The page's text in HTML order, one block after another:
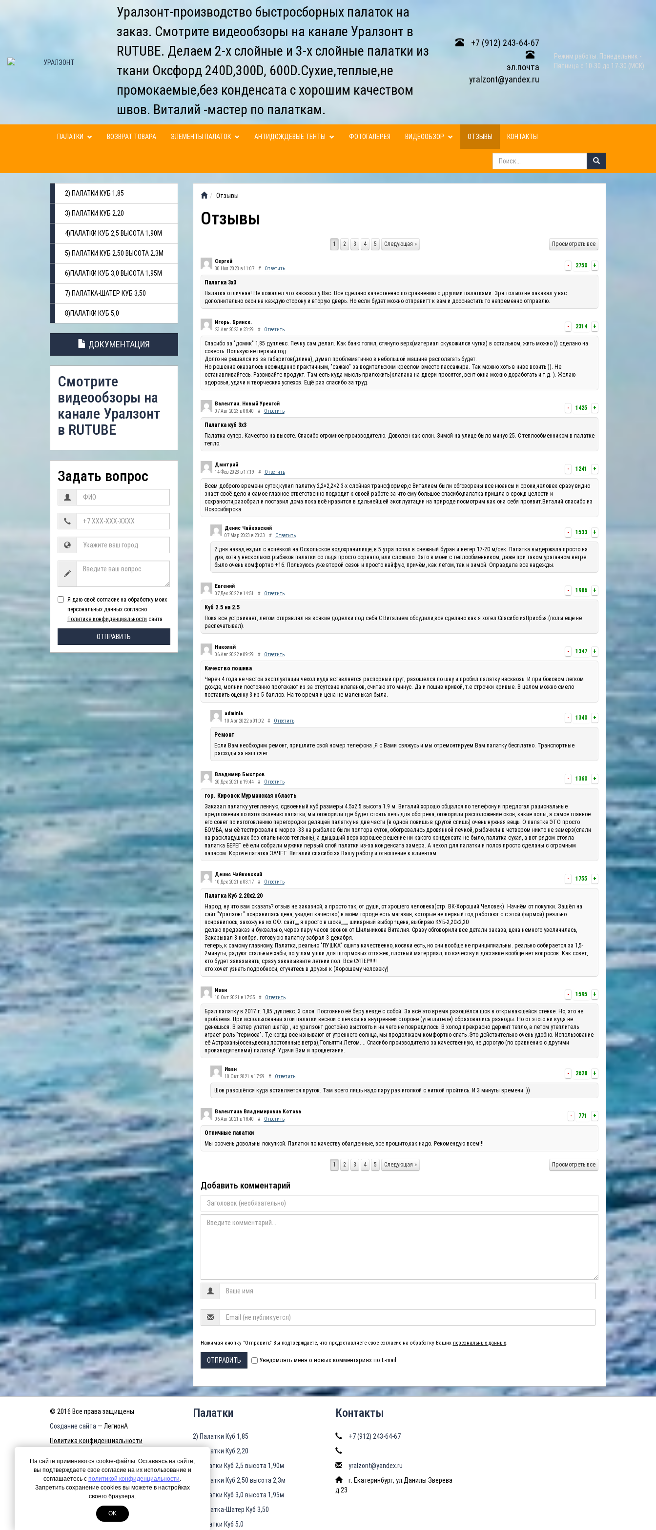
Уралзонт-производство быстросборных палаток на
заказ. Смотрите видеообзоры на канале Уралзонт в
RUTUBE. Делаем 2-х слойные и 3-х слойные палатки из
ткани Оксфорд 240D,300D, 600D.Сухие,теплые,не
промокаемые,без конденсата с хорошим качеством
швов. Виталий -мастер по палаткам.
+7 (912) 243-64-67
эл.почта
yralzont@yandex.ru
Режим работы: Понедельник -
Пятница с 10-30 до 17-30 (МСК)
ПАЛАТКИ ВОЗВРАТ ТОВАРА ЭЛЕМЕНТЫ ПАЛАТОК АНТИДОЖДЕВЫЕ ТЕНТЫ ФОТОГАЛЕРЕЯ ВИДЕООБЗОР ОТЗЫВЫ КОНТАКТЫ
2) ПАЛАТКИ КУБ 1,85
3) ПАЛАТКИ КУБ 2,20
4)ПАЛАТКИ КУБ 2,5 ВЫСОТА 1,90М
5) ПАЛАТКИ КУБ 2,50 ВЫСОТА 2,3М
6)ПАЛАТКИ КУБ 3,0 ВЫСОТА 1,95М
7) ПАЛАТКА-ШАТЕР КУБ 3,50
8)ПАЛАТКИ КУБ 5,0
ДОКУМЕНТАЦИЯ
Смотрите
видеообзоры на
канале Уралзонт
в RUTUBE
Задать вопрос
Я даю своё согласие на обработку моих
персональных данных согласно
Политике конфиденциальности сайта
ОТПРАВИТЬ
Отзывы
Отзывы
Просмотреть все
1 2 3 4 5 Следующая »
- 2750 +
Сергей
30 Ноя 2023 в 11:07 # Ответить
Палатка 3х3
Палатка отличная! Не пожалел что заказал у Вас. Все сделано качественно по сравнению с другими палатками. Зря только не заказал у вас
дополнительно окон на каждую сторону и вторую дверь. Но если будет можно отправитт к вам и дооснастить то непременно отправлю.
- 2314 +
Игорь. Брянск.
23 Авг 2023 в 23:29 # Ответить
Спасибо за "домик" 1,85 дуплекс. Печку сам делал. Как баню топил, стянуло верх(материал скукожился чутка) в остальном, жить можно )) сделано на
совесть. Пользую не первый год.
Долго не решался из за габаритов(длина), думал проблематично в небольшой машине располагать будет.
Но решение оказалось неожиданно практичным, "сажаю" за водительским креслом вместо пассажира. Так можно хоть в ниве возить )). Не
останавливайтесь. Развивайте продукт. Там есть куда мысль приложить(клапана на двери просятся, вент-окна можно доработать и т.д. ). Желаю
здоровья, удачи и творческих успехов. Ещё раз спасибо за труд.
- 1425 +
Валентин. Новый Уренгой
07 Авг 2023 в 08:40 # Ответить
Палатка куб 3х3
Палатка супер. Качество на высоте. Спасибо огромное производителю. Доволен как слон. Зимой на улице было минус 25. С теплообменником в палатке
тепло.
- 1241 +
Дмитрий
14 Фев 2023 в 17:19 # Ответить
Всем доброго времени суток,купил палатку 2,2×2,2×2 3-х слойная трансформер,с Виталием были обговорены все нюансы и сроки,человек сразу видно
знает своё дело и самое главное ответственно подходит к своей работе за что ему большое спасибо,палатка пришла в срок,в целости и
сохраности,разобрал и поставил дома пока всё нравится в дальнейшей эксплуатации на природе посмотрим как она себя проявит.Виталий спасибо из
Новосибирска.
- 1533 +
Денис Чайковский
07 Мар 2023 в 23:33 # Ответить
2 дня назад ездил с ночёвкой на Оскольское водохранилище, в 5 утра попал в снежный буран и ветер 17-20 м/сек. Палатка выдержала просто на
ура, хотя у нескольких рыбаков палатки со льда просто сорвало, или сложило. Зато в моей с теплообменником, даже при таком ураганном ветре
было очень комфортно +16. Пользуюсь уже второй сезон и просто кайфую, причём, как летом, так и зимой. Оправдала все надежды.
- 1986 +
Евгений
07 Дек 2022 в 14:51 # Ответить
Куб 2.5 на 2.5
Пока всё устраивает, летом отправлял на всякие доделки под себя.С Виталием обсудили,всё сделано как я хотел.Спасибо изПриобья.(полы ещё не
распечатывал).
- 1347 +
Николай
06 Авг 2022 в 09:29 # Ответить
Качество пошива
Череч 4 года не частой эксплуатации чехол куда вставляется распорный прут, разошелся по шву и пробил палатку насквозь. И при боковом легком
дожде, молнии постоянно протекают из за отсутсвие клапанов, считаю это минус. Да и пошив кривой, т.е строчки кривые. В целом можно смело
поставить оценку 3 из 5 баллов. На то время и цена не маленькая была.
- 1340 +
adminla
10 Авг 2022 в 01:02 # Ответить
Ремонт
Если Вам необходим ремонт, пришлите свой номер телефона ,Я с Вами свяжусь и мы отремонтируем Вам палатку бесплатно. Транспортные
расходы за наш счет.
- 1360 +
Владимир Быстров
20 Дек 2021 в 19:44 # Ответить
гор. Кировск Мурманская область
Заказал палатку утепленную, сдвоенный куб размеры 4.5х2.5 высота 1.9 м. Виталий хорошо общался по телефону и предлогал рациональные
предложения по изготовлению палатки, мы оговорили где будет стоять печь для обогрева, оговорили расположение окон, какие полы, а самое главное
его совет по изготовлению перегородки делящей палатку на две части (в одной ловишь в другой спишь) очень нужная вещь. О палатке ЭТО просто
БОМБА, мы её тестировали в мороз -33 на рыбалке были полтора суток, обогревались дровянной печкой, рыбачили в четвером никто не замерз(спали
на раскладушках без спальников теплынь), а дыщащий верх хорошее решение ни какого конденсата не было, палатка сухая, а вот рядом стояла
палатка БЕРЕГ её ели собрали мужики первый слой палатки из-за конденсата замерз. А чехол для палатки и полов просто сделаны с огромным
запасом. Короче пататка ЗАЧЕТ. Виталий спасибо за Вашу работу и отношение к клиентам.
- 1755 +
Денис Чайковский
10 Дек 2021 в 03:17 # Ответить
Палатка Куб 2.20x2.20
Народ, ну что вам сказать? отзыв не заказной, а просто так, от души, от хрошего человека(стр. ВК-Хороший Человек). Начнём от покупки. Зашёл на
сайт "Уралзонт" понравилась цена, увидел качество( в моём городе есть магазин, которые не первый год работают с с этой фирмой) реально
понравилось, захожу на их ОФ. сайт,,,, я просто в шоке,,,,,,, шикарный выбор+цена, выбираю КУБ-2,20х2,20
делаю предзаказ и буквально, через пару часов звонок от Шильникова Виталия. Сразу обговорили все детали заказа, цена немного увеличилась,
Заказывал 8 ноября. готовуюю палатку забрал 3 декабря.
теперь, к самому главному. Палатка, реально "ПУШКА" сшита качественно, косяки есть, но они вообще не принципиальны. реально собирается за 1,5-
2минуты, радуют стальные хабы, по углам ушки для штормовых оттяжек, плотный матерриал, по качеству и доставке вообще нет вопросов. Как совет,
кто будет заказывать, сразу заказывайте летний пол. Всё СУПЕР!!!!!
кто хочет узнать подробноси, стучитесь в друзья к (Хорошему человеку)
- 1595 +
Иван
10 Окт 2021 в 17:55 # Ответить
Брал палатку в 2017 г. 1,85 дуплекс. 3 слоя. Постоянно её беру везде с собой. За всё это время разошёлся шов в открывающейся стенке. Но, это не
проблема. При использовании этой палатки весной с печкой на внутренней стороне (утеплителе) образовались разводы. Но от этого ни куда не
денешься. В ветер улетел шатёр , но уралзонт достойно выстоять и ни чего не повредилось. В холод прекрасно держит тепло, а летом утеплитель
играет роль "термоса". Т,е когда все изнывают от утреннего солнца, мы продолжаем комфортно спать .Это действительно очень удобно. Использование
её Астрахань(осень,весна,постоянные ветра),Тольятти Летом. .. Спасибо производителю за качественную, не дорогую (по сравнению с другими
производителями) палатку!. Удачи Вам и процветания.
- 2628 +
Иван
10 Окт 2021 в 17:59 # Ответить
Шов разошёлся куда вставляется пруток. Там всего лишь надо пару раз иголкой с ниткой пройтись. И 3 минуты времени. ))
- 771 +
Валентина Владимировна Котова
06 Авг 2021 в 18:40 # Ответить
Отличные палатки
Мы ооочень довольны покупкой. Палатки по качеству обалденные, все прошито,как надо. Рекомендую всем!!!
Просмотреть все
1 2 3 4 5 Следующая »
Добавить комментарий
Нажимая кнопку "Отправить" Вы подтверждаете, что предоставляете свое согласие на обработку Ваших персональных данных.
ОТПРАВИТЬ Уведомлять меня о новых комментариях по E-mail
© 2016 Все права защищены
Создание сайта — ЛегионА
Политика конфиденциальности
КАРТА САЙТА
Палатки
2) Палатки Куб 1,85
3) Палатки Куб 2,20
4)Палатки Куб 2,5 высота 1,90м
5) Палатки Куб 2,50 высота 2,3м
6)Палатки Куб 3,0 высота 1,95м
7) Палатка-Шатер Куб 3,50
8)Палатки Куб 5,0
Контакты
+7 (912) 243-64-67
yralzont@yandex.ru
г. Екатеринбург, ул.Данилы Зверева
д.23
На сайте применяются cookie-файлы. Оставаясь на сайте,
вы подтверждаете свое согласие на их использование и
соглашаетесь с политикой конфиденциальности.
Запретить сохранение cookies вы можете в настройках
своего браузера.
OK